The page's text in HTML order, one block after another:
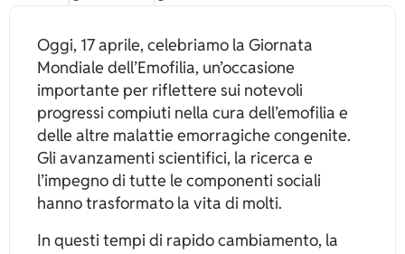
Oggi, 17 aprile, celebriamo la Giornata
Mondiale dell’Emofilia, un’occasione
importante per riflettere sui notevoli
progressi compiuti nella cura dell’emofilia e
delle altre malattie emorragiche congenite.
Gli avanzamenti scientifici, la ricerca e
l’impegno di tutte le componenti sociali
hanno trasformato la vita di molti.
In questi tempi di rapido cambiamento, la